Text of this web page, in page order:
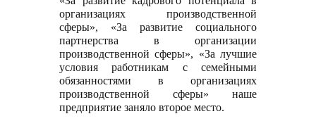
организациях производственной
сферы», «За развитие социального
партнерства в организации
производственной сферы», «За лучшие
условия работникам с семейными
обязанностями в организациях
производственной сферы» наше
предприятие заняло второе место.